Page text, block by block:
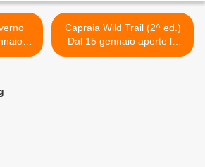
San
Capraia Wild Trail (2^ ed.)
Dal 15 gennaio aperte le
iscrizioni per 150 atleti